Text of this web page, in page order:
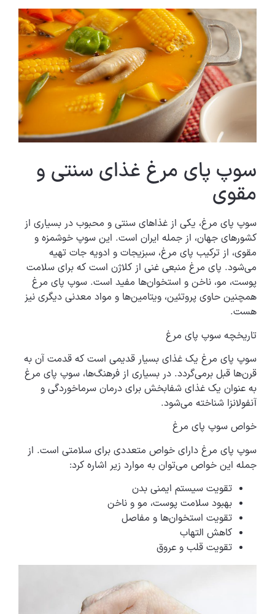
سوپ پای مرغ غذای سنتی و
مقوی
سوپ پای مرغ، یکی از غذاهای سنتی و محبوب در بسیاری از
کشورهای جهان، از جمله ایران است. این سوپ خوشمزه و
مقوی، از ترکیب پای مرغ، سبزیجات و ادویه جات تهیه
می‌شود. پای مرغ منبعی غنی از کلاژن است که برای سلامت
پوست، مو، ناخن و استخوان‌ها مفید است. سوپ پای مرغ
همچنین حاوی پروتئین، ویتامین‌ها و مواد معدنی دیگری نیز
هست.
تاریخچه سوپ پای مرغ
سوپ پای مرغ یک غذای بسیار قدیمی است که قدمت آن به
قرن‌ها قبل برمی‌گردد. در بسیاری از فرهنگ‌ها، سوپ پای مرغ
به عنوان یک غذای شفابخش برای درمان سرماخوردگی و
آنفولانزا شناخته می‌شود.
خواص سوپ پای مرغ
سوپ پای مرغ دارای خواص متعددی برای سلامتی است. از
جمله این خواص می‌توان به موارد زیر اشاره کرد:
تقویت سیستم ایمنی بدن
بهبود سلامت پوست، مو و ناخن
تقویت استخوان‌ها و مفاصل
کاهش التهاب
تقویت قلب و عروق